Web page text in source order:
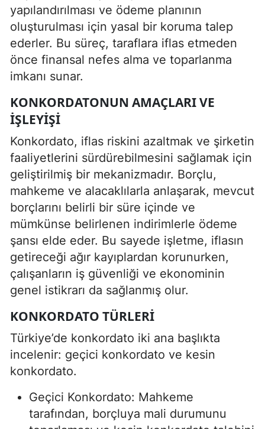
yapılandırılması ve ödeme planının
oluşturulması için yasal bir koruma talep
ederler. Bu süreç, taraflara iflas etmeden
önce finansal nefes alma ve toparlanma
imkanı sunar.
KONKORDATONUN AMAÇLARI VE
İŞLEYIŞI
Konkordato, iflas riskini azaltmak ve şirketin
faaliyetlerini sürdürebilmesini sağlamak için
geliştirilmiş bir mekanizmadır. Borçlu,
mahkeme ve alacaklılarla anlaşarak, mevcut
borçlarını belirli bir süre içinde ve
mümkünse belirlenen indirimlerle ödeme
şansı elde eder. Bu sayede işletme, iflasın
getireceği ağır kayıplardan korunurken,
çalışanların iş güvenliği ve ekonominin
genel istikrarı da sağlanmış olur.
KONKORDATO TÜRLERI
Türkiye’de konkordato iki ana başlıkta
incelenir: geçici konkordato ve kesin
konkordato.
Geçici Konkordato: Mahkeme
tarafından, borçluya mali durumunu